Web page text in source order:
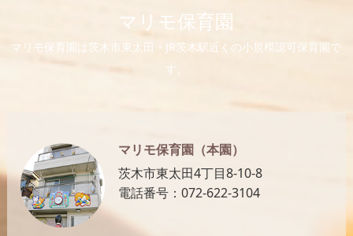
マリモ保育園
マリモ保育園は茨木市東太田・JR茨木駅近くの小規模認可保育園で
す。
マリモ保育園（本園）
茨木市東太田4丁目8-10-8
電話番号：072-622-3104